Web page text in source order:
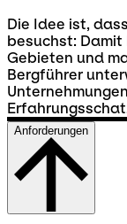
Die Idee ist,
besuchst:
Gebieten und
Bergführer
Anforderungen